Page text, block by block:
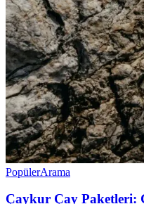
PopülerArama
Çaykur Çay Paketleri: